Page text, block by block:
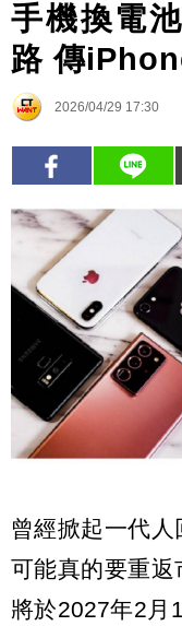
手機換電
路 傳
2026/04/29 17:30
曾經掀起一代人
可能真的要重返
將於2027年2月